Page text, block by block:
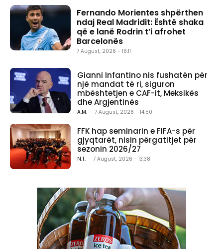
Fernando Morientes shpërthen
ndaj Real Madridit: Është shaka
që e lanë Rodrin t’i afrohet
Barcelonës
7 August, 2026 - 16:11
Gianni Infantino nis fushatën për
një mandat të ri, siguron
mbështetjen e CAF-it, Meksikës
dhe Argjentinës
A.M. - 7 August, 2026 - 14:50
FFK hap seminarin e FIFA-s për
gjyqtarët, nisin përgatitjet për
sezonin 2026/27
N.T. - 7 August, 2026 - 13:38